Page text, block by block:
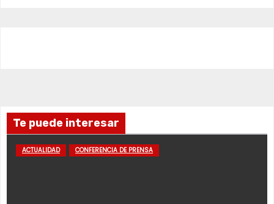
Te puede interesar
ACTUALIDAD CONFERENCIA DE PRENSA